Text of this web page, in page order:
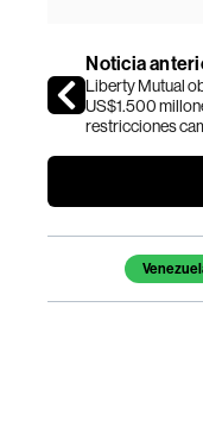
Noticia
Liberty Mutual
US$1.500
restricciones
Temas de